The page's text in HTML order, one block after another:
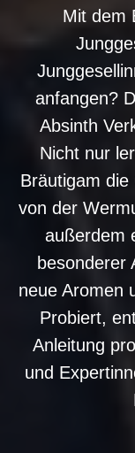
Mit dem
anfangen?
Absinth
Nicht nur
Bräutigam die
von der
außerdem
besonderer
neue Aromen
Probiert,
Anleitung
und